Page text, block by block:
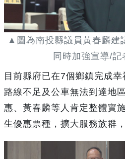
▲圖為南投縣議員黃春麟建
同時加強宣導/
目前縣府已在7個鄉鎮完成
路線不足及公車無法到達地
惠、黃春麟等人肯定整體實
生優惠票種，擴大服務族群